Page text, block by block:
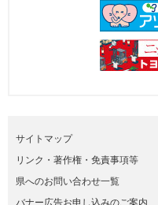
サイトマップ
リンク・著作権・免責事項等
県へのお問い合わせ一覧
バナー広告お申し込みのご案内